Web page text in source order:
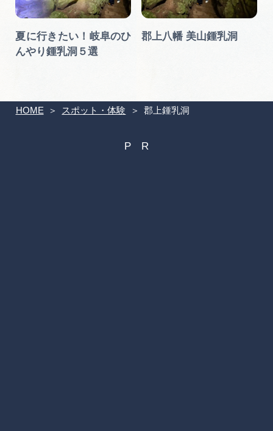
HOME スポット・体験 郡上鍾乳洞
夏に行きたい！岐阜のひ
んやり鍾乳洞５選
郡上八幡 美山鍾乳洞